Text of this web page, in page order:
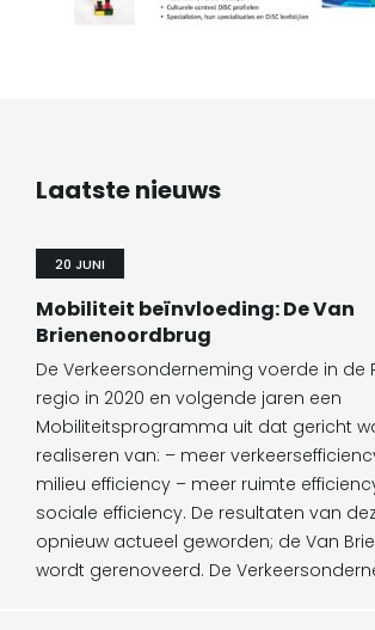
Laatste nieuws
20 JUNI
Mobiliteit beïnvloeding: De Van
Brienenoordbrug
De Verkeersonderneming voerde in de
regio in 2020 en volgende jaren een
Mobiliteitsprogramma uit dat gericht
realiseren van: – meer
milieu efficiency – meer ruimte
sociale efficiency. De resultaten van
opnieuw actueel geworden; de Van
wordt gerenoveerd. De